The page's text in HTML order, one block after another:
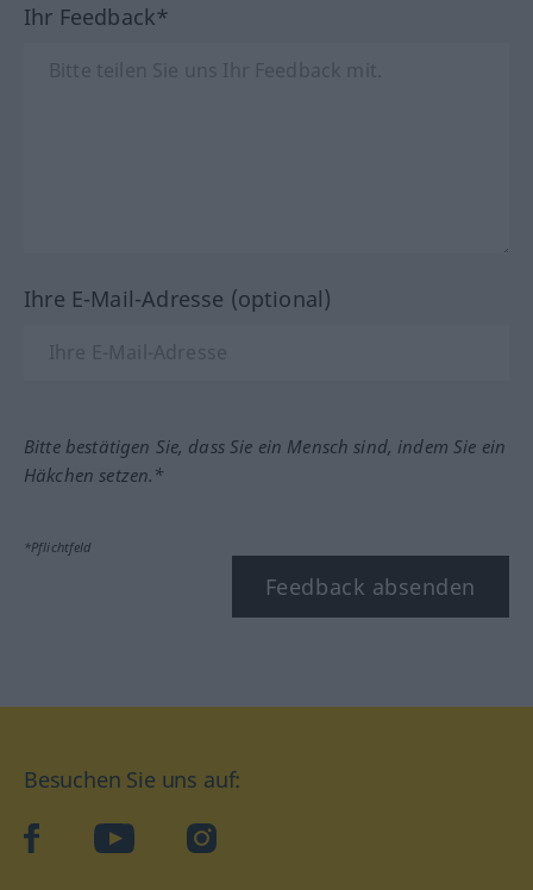
Ihr Feedback*
Ihre E-Mail-Adresse (optional)
Bitte bestätigen Sie, dass Sie ein Mensch sind, indem Sie ein
Häkchen setzen.*
*Pflichtfeld
Feedback absenden
Besuchen Sie uns auf:
facebookYouTube Instagram